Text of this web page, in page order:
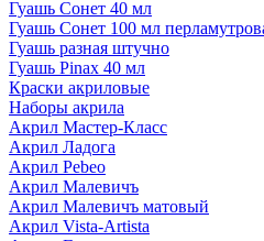
Гуашь Сонет 40 мл
Гуашь Сонет 100 мл
Гуашь разная штучно
Гуашь Pinax 40 мл
Краски акриловые
Наборы акрила
Акрил Мастер-Класс
Акрил Ладога
Акрил Pebeo
Акрил Малевичъ
Акрил Малевичъ матовый
Акрил Vista-Artista